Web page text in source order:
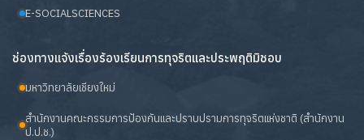
E-SOCIALSCIENCES
ช่องทางแจ้งเรื่องร้องเรียนการทุจริตและประพฤติมิชอบ
มหาวิทยาลัยเชียงใหม่
สำนักงานคณะกรรมการป้องกันและปราบปรามการทุจริตแห่งชาติ (สำนักงาน
ป.ป.ช.)